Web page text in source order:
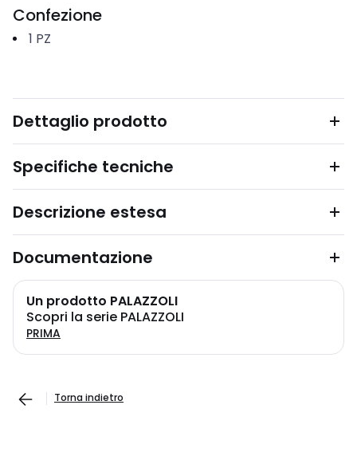
Confezione
1 PZ
Dettaglio prodotto
Specifiche tecniche
Descrizione estesa
Documentazione
Un prodotto PALAZZOLI
Scopri la serie PALAZZOLI
PRIMA
Torna indietro